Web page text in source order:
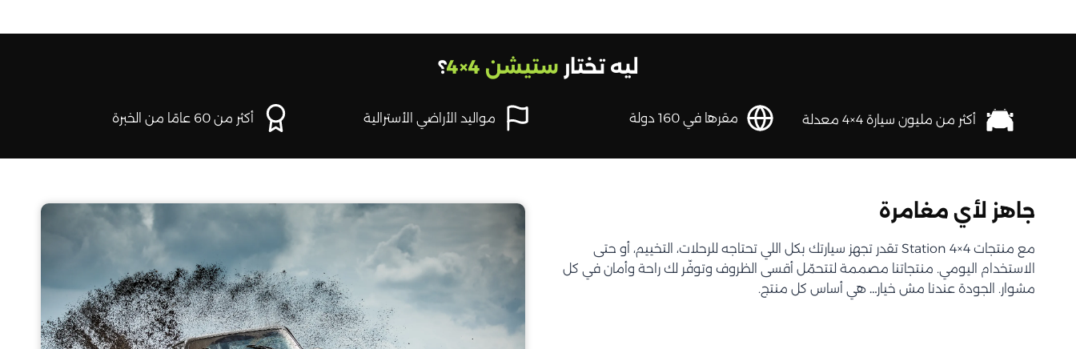
ليه تختار ستيشن 4×4 ؟
أكثر من مليون سيارة 4×4 معدلة مقرها في 160 دولة مواليد الأراضي الأسترالية أكثر من 60 عامًا من الخبرة
جاهز لأي مغامرة
مع منتجات Station 4×4 تقدر تجهز سيارتك بكل اللي تحتاجه للرحلات، التخييم، أو حتى
الاستخدام اليومي. منتجاتنا مصممة لتتحمّل أقسى الظروف وتوفّر لك راحة وأمان في كل
مشوار. الجودة عندنا مش خيار… هي أساس كل منتج.